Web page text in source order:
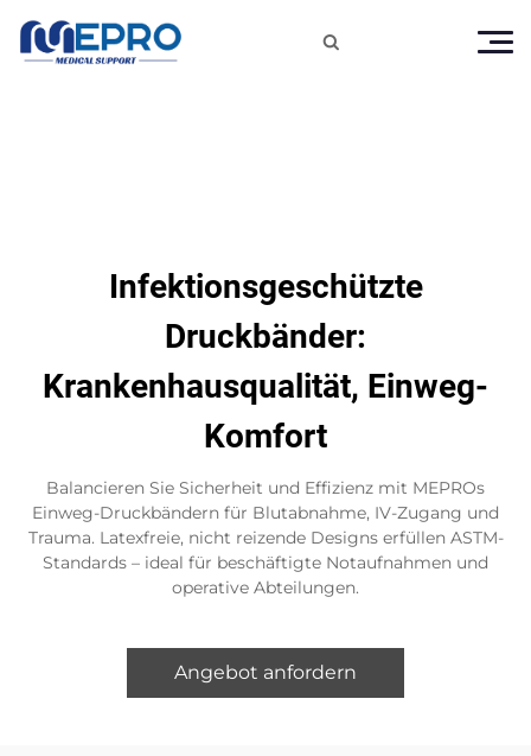

Infektionsgeschützte
Druckbänder:
Krankenhausqualität, Einweg-
Komfort
Balancieren Sie Sicherheit und Effizienz mit MEPROs
Einweg-Druckbändern für Blutabnahme, IV-Zugang und
Trauma. Latexfreie, nicht reizende Designs erfüllen ASTM-
Standards – ideal für beschäftigte Notaufnahmen und
operative Abteilungen.
Angebot anfordern